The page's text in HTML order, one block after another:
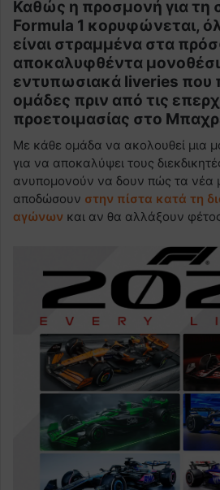
Καθώς η προσμονή για τη
Formula 1 κορυφώνεται,
είναι στραμμένα στα
αποκαλυφθέντα
εντυπωσιακά liveries που
ομάδες πριν από τις
προετοιμασίας στο
Με κάθε ομάδα να ακολουθεί μια
για να αποκαλύψει τους
ανυπομονούν να δουν πώς τα νέα
αποδώσουν στην πίστα κατά τη
αγώνων και αν θα αλλάξουν φέτος